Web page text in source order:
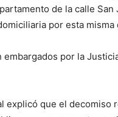
de la calle San
por esta misma
embargados por la
explicó que el decomiso